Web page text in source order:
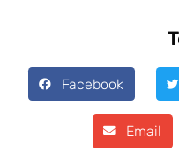
Facebook
Email